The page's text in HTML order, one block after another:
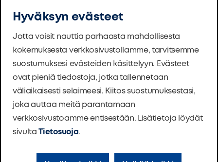
Ilmanvaihto ja
ilmastointi (suuret)
keittiöt
Asuinrakennusten
ilmanvaihto
Koulujen ilmanvaihto
Master Therm -
lämpöpumput
Uutiset
Ohjelmisto
Yhteystiedot
Hyväksyn evästeet
Jotta voisit nauttia parhaasta mahdollisesta
kokemuksesta verkkosivustollamme, tarvitsemme
suostumuksesi evästeiden käsittelyyn. Evästeet
ovat pieniä tiedostoja, jotka tallennetaan
väliaikaisesti selaimeesi. Kiitos suostumuksestasi,
joka auttaa meitä parantamaan
verkkosivustoamme entisestään. Lisätietoja löydät
sivultaTietosuoja.